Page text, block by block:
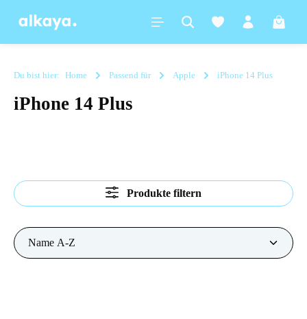
springen
Du bist hier: Home Passend für Apple iPhone 14 Plus
iPhone 14 Plus
Produkte filtern